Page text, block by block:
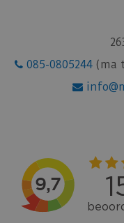
085-0805244 (ma